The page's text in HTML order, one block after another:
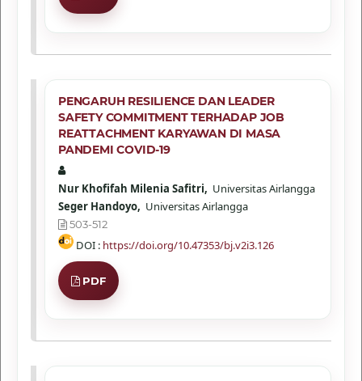
PENGARUH RESILIENCE DAN LEADER
SAFETY COMMITMENT TERHADAP JOB
REATTACHMENT KARYAWAN DI MASA
PANDEMI COVID-19
Nur Khofifah Milenia Safitri, Universitas Airlangga
Seger Handoyo, Universitas Airlangga
503-512
DOI : https://doi.org/10.47353/bj.v2i3.126
PDF